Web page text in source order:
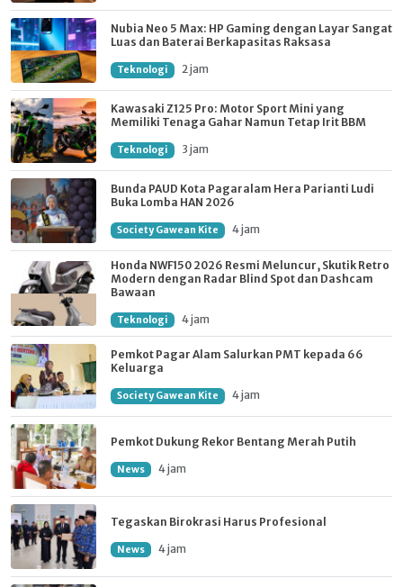
Nubia Neo 5 Max: HP Gaming dengan Layar Sangat
Luas dan Baterai Berkapasitas Raksasa
Teknologi 2 jam
Kawasaki Z125 Pro: Motor Sport Mini yang
Memiliki Tenaga Gahar Namun Tetap Irit BBM
Teknologi 3 jam
Bunda PAUD Kota Pagaralam Hera Parianti Ludi
Buka Lomba HAN 2026
Society Gawean Kite 4 jam
Honda NWF150 2026 Resmi Meluncur, Skutik Retro
Modern dengan Radar Blind Spot dan Dashcam
Bawaan
Teknologi 4 jam
Pemkot Pagar Alam Salurkan PMT kepada 66
Keluarga
Society Gawean Kite 4 jam
Pemkot Dukung Rekor Bentang Merah Putih
News 4 jam
Tegaskan Birokrasi Harus Profesional
News 4 jam